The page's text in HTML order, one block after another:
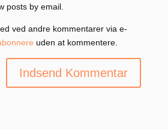
posts by email.
ved andre kommentarer via e-
uden at kommentere.